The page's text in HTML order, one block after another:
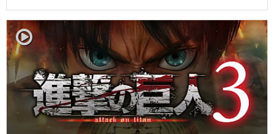
인Pocketpair의 정식 라이선스를 받아, 글로벌 히트작 '팰월드(Palworld)'를
기반으로 한…